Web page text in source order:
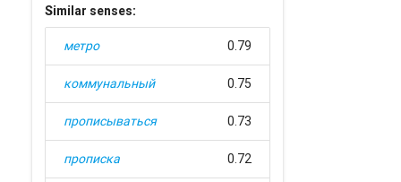
Similar senses:
метро 0.79
коммунальный 0.75
прописываться 0.73
прописка 0.72